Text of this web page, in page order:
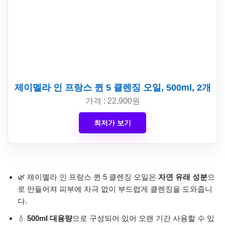
제이멜라 인 프랑스 퀸 5 클렌징 오일, 500ml, 2개
가격 : 22,900원
최저가 보기
🌿 제이멜라 인 프랑스 퀸 5 클렌징 오일은 자연 유래 성분으
로 만들어져 피부에 자극 없이 부드럽게 클렌징을 도와줍니
다.
💧 500ml 대용량으로 구성되어 있어 오랜 기간 사용할 수 있